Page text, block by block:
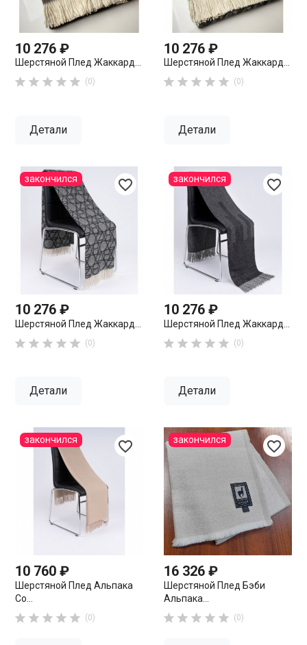
10 276 ₽
Шерстяной Плед Жаккард...
     (0)
Детали
10 276 ₽
Шерстяной Плед Жаккард...
     (0)
Детали
favorite_border
10 276 ₽
Шерстяной Плед Жаккард...
     (0)
Детали
закончился favorite_border
10 276 ₽
Шерстяной Плед Жаккард...
     (0)
Детали
закончился
favorite_border
10 760 ₽
Шерстяной Плед Альпака
Со...
     (0)
закончился favorite_border
16 326 ₽
Шерстяной Плед Бэби
Альпака...
     (0)
закончился